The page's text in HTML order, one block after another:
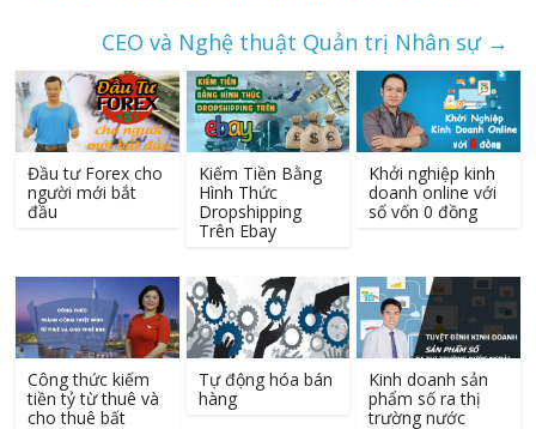
CEO và Nghệ thuật Quản trị Nhân sự →
Đầu tư Forex cho
người mới bắt
đầu
Kiếm Tiền Bằng
Hình Thức
Dropshipping
Trên Ebay
Khởi nghiệp kinh
doanh online với
số vốn 0 đồng
Công thức kiếm
tiền tỷ từ thuê và
cho thuê bất
Tự động hóa bán
hàng
Kinh doanh sản
phẩm số ra thị
trường nước